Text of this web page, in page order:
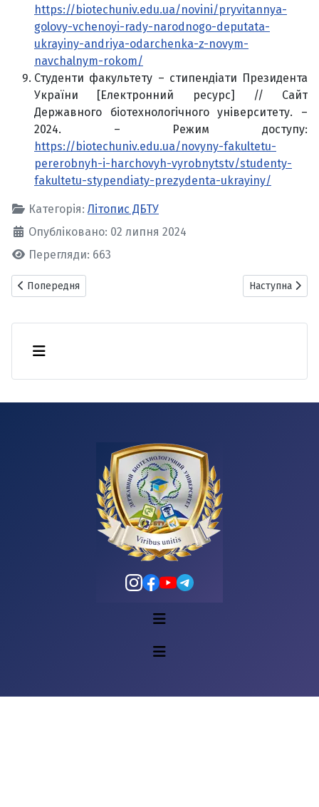
https://biotechuniv.edu.ua/novini/pryvitannya-
golovy-vchenoyi-rady-narodnogo-deputata-
ukrayiny-andriya-odarchenka-z-novym-
navchalnym-rokom/
Студенти факультету – стипендіати Президента
України [Електронний ресурс] // Сайт
Державного біотехнологічного університету. –
2024. – Режим доступу:
https://biotechuniv.edu.ua/novyny-fakultetu-
pererobnyh-i-harchovyh-vyrobnytstv/studenty-
fakultetu-stypendiaty-prezydenta-ukrayiny/
Категорія: Літопис ДБТУ
Опубліковано: 02 липня 2024
Перегляди: 663
Попередня стаття: 2025 рік
Попередня Наступна
Наступна